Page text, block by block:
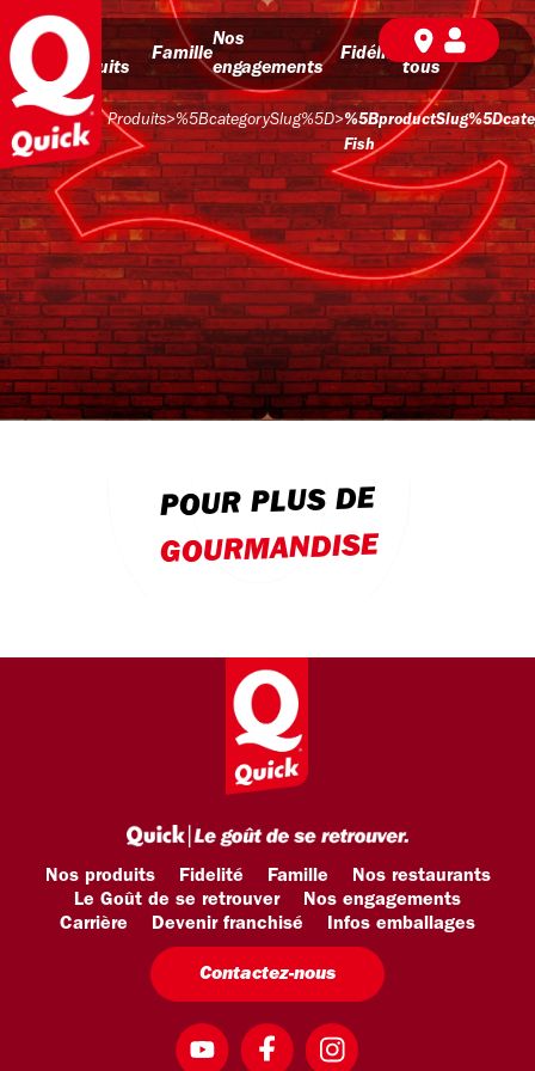
Nos
produits
Famille
Nos
engagements
Fidélité
BD pour
tous
Produits>%5BcategorySlug%5D>
Fish
POUR PLUS DE
GOURMANDISE
Nos produits Fidelité Famille
Nos restaurants
Le Goût de se retrouver
Nos engagements
Carrière
Devenir franchisé Infos emballages
Contactez-nous